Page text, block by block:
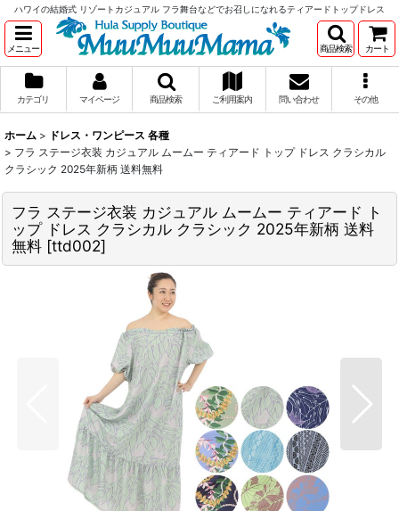
ハワイの結婚式 リゾートカジュアル フラ舞台などでお召しになれるティアードトップドレス
メニュー 商品検索 カート
カテゴリ マイページ 商品検索 ご利用案内 問い合わせ その他
ホーム > ドレス・ワンピース 各種
> フラ ステージ衣装 カジュアル ムームー ティアード トップ ドレス クラシカル
クラシック 2025年新柄 送料無料
フラ ステージ衣装 カジュアル ムームー ティアード ト
ップ ドレス クラシカル クラシック 2025年新柄 送料
無料 [ttd002]